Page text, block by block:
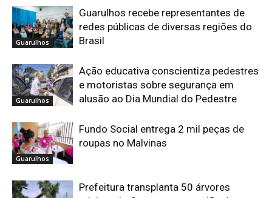
Guarulhos
Guarulhos recebe representantes de
redes públicas de diversas regiões do
Brasil
Guarulhos
Ação educativa conscientiza pedestres
e motoristas sobre segurança em
alusão ao Dia Mundial do Pedestre
Guarulhos
Fundo Social entrega 2 mil peças de
roupas no Malvinas
Prefeitura transplanta 50 árvores